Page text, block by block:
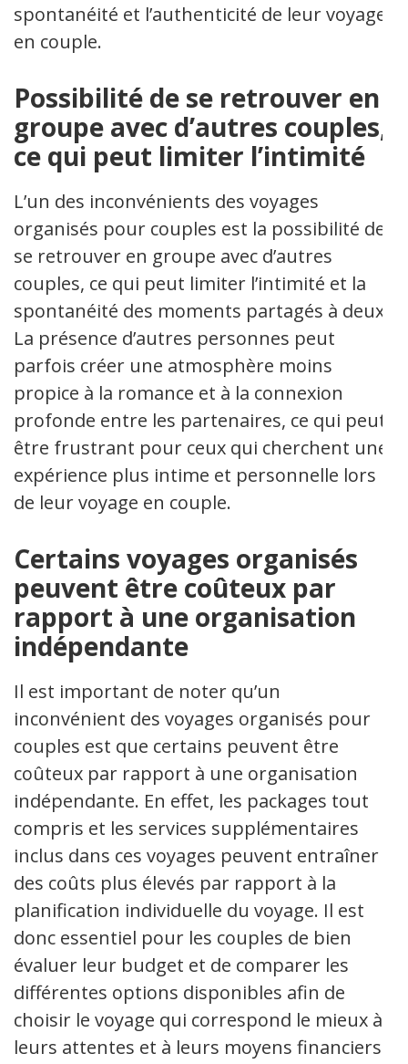
spontanéité et l’authenticité de leur voyage
en couple.
Possibilité de se retrouver en
groupe avec d’autres couples,
ce qui peut limiter l’intimité
L’un des inconvénients des voyages
organisés pour couples est la possibilité de
se retrouver en groupe avec d’autres
couples, ce qui peut limiter l’intimité et la
spontanéité des moments partagés à deux.
La présence d’autres personnes peut
parfois créer une atmosphère moins
propice à la romance et à la connexion
profonde entre les partenaires, ce qui peut
être frustrant pour ceux qui cherchent une
expérience plus intime et personnelle lors
de leur voyage en couple.
Certains voyages organisés
peuvent être coûteux par
rapport à une organisation
indépendante
Il est important de noter qu’un
inconvénient des voyages organisés pour
couples est que certains peuvent être
coûteux par rapport à une organisation
indépendante. En effet, les packages tout
compris et les services supplémentaires
inclus dans ces voyages peuvent entraîner
des coûts plus élevés par rapport à la
planification individuelle du voyage. Il est
donc essentiel pour les couples de bien
évaluer leur budget et de comparer les
différentes options disponibles afin de
choisir le voyage qui correspond le mieux à
leurs attentes et à leurs moyens financiers.